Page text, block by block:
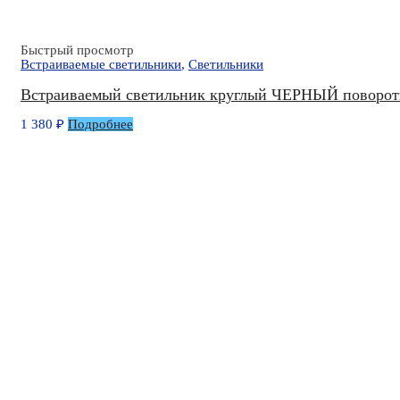
Быстрый просмотр
Встраиваемые светильники, Светильники
Встраиваемый светильник круглый ЧЕРНЫЙ
1 380 ₽ Подробнее